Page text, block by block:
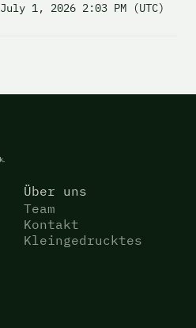
July 1, 2026 2:03 PM (UTC)
Über uns
Team
Kontakt
Kleingedrucktes